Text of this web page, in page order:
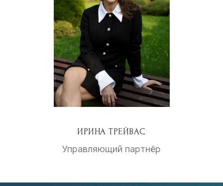
ИРИНА ТРЕЙВАС
Управляющий партнёр